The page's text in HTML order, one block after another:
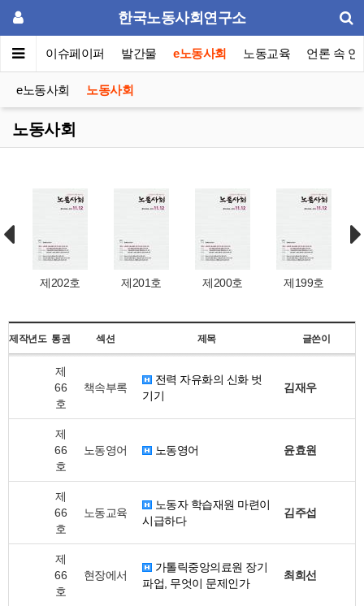
한국노동사회연구소
포럼 이슈페이퍼 발간물 e노동사회 노동교육 언론 속 연
e노동사회 노동사회
노동사회
제202호 제201호 제200호 제199호
제작년도 통권 섹션 제목 글쓴이
제
66
호
책속부록
전력 자유화의 신화 벗
기기
김재우
제
66
호
노동영어 노동영어 윤효원
제
66
호
노동교육
노동자 학습재원 마련이
시급하다
김주섭
제
66
호
현장에서
가톨릭중앙의료원 장기
파업, 무엇이 문제인가
최희선